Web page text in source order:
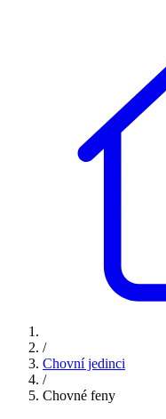
/
Chovní jedinci
/
Chovné feny